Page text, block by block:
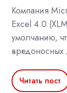
Компания
Excel 4.0
умолчанию,
вредоносных
Читать пост